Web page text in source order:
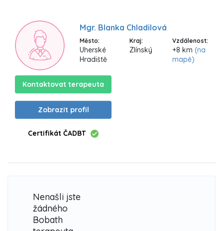
Mgr. Blanka Chladilová
Město:
Uherské
Hradiště
Kraj:
Zlínský
Vzdálenost:
+8 km (na
mapě)
Kontaktovat terapeuta
Zobrazit profil
Certifikát ČADBT
Nenašli jste
žádného
Bobath